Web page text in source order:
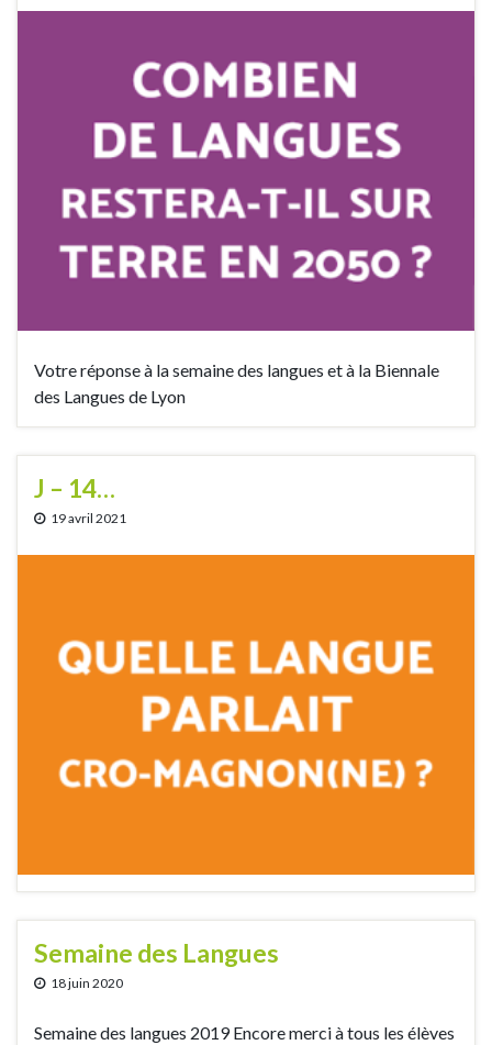
Votre réponse à la semaine des langues et à la Biennale
des Langues de Lyon
J – 14…
19 avril 2021
Semaine des Langues
18 juin 2020
Semaine des langues 2019 Encore merci à tous les élèves